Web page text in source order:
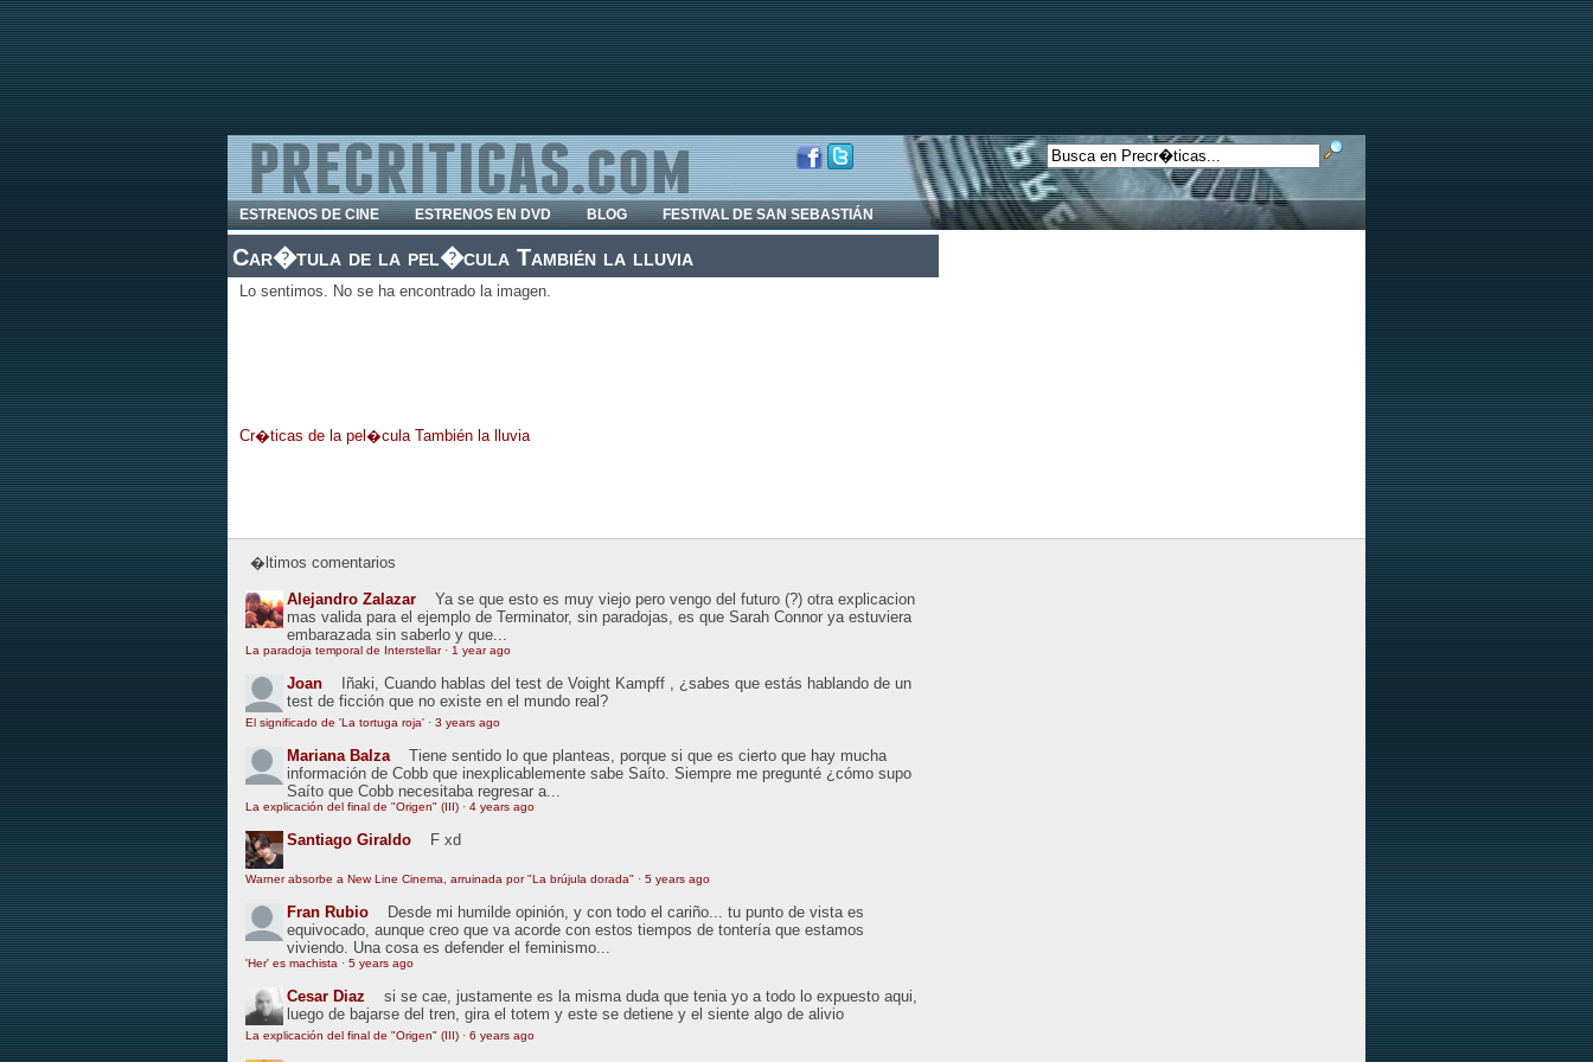
ESTRENOS DE CINE ESTRENOS EN DVD BLOG FESTIVAL DE SAN SEBASTIÁN
Car�tula de la pel�cula También la lluvia
Lo sentimos. No se ha encontrado la imagen.
Cr�ticas de la pel�cula También la lluvia
�ltimos comentarios
Alejandro Zalazar
Ya se que esto es muy viejo pero vengo del futuro (?) otra explicacion
mas valida para el ejemplo de Terminator, sin paradojas, es que Sarah Connor ya estuviera
embarazada sin saberlo y que...
La paradoja temporal de Interstellar· 1 year ago
Joan
Iñaki, Cuando hablas del test de Voight Kampff , ¿sabes que estás hablando de un
test de ficción que no existe en el mundo real?
El significado de 'La tortuga roja' · 3 years ago
Mariana Balza
Tiene sentido lo que planteas, porque si que es cierto que hay mucha
información de Cobb que inexplicablemente sabe Saíto. Siempre me pregunté ¿cómo supo
Saíto que Cobb necesitaba regresar a...
La explicación del final de "Origen" (III) · 4 years ago
Santiago Giraldo F xd
Warner absorbe a New Line Cinema, arruinada por "La brújula dorada" · 5 years ago
Fran Rubio
Desde mi humilde opinión, y con todo el cariño... tu punto de vista es
equivocado, aunque creo que va acorde con estos tiempos de tontería que estamos
viviendo. Una cosa es defender el feminismo...
'Her' es machista · 5 years ago
Cesar Diaz
si se cae, justamente es la misma duda que tenia yo a todo lo expuesto aqui,
luego de bajarse del tren, gira el totem y este se detiene y el siente algo de alivio
La explicación del final de "Origen" (III) · 6 years ago